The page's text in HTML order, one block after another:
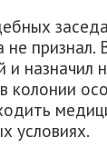
не признал.
и
колонии
условиях.